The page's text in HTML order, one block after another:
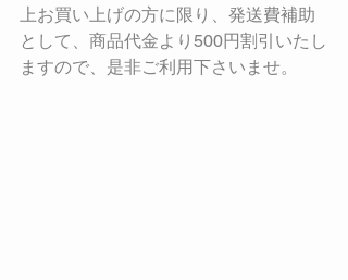
上お買い上げの方に限り、発送費補助
として、商品代金より500円割引いたし
ますので、是非ご利用下さいませ。